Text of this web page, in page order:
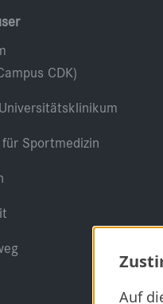
Auf
CDK)
Sportmedizin